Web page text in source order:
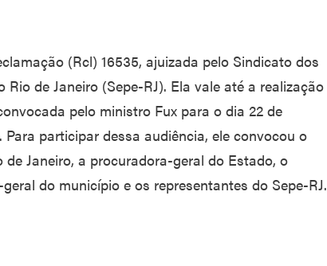
(Rcl) 16535, ajuizada pelo Sindicato dos
de Janeiro (Sepe-RJ). Ela vale até a realização
pelo ministro Fux para o dia 22 de
Para participar dessa audiência, ele convocou o
Janeiro, a procuradora-geral do Estado, o
do município e os representantes do Sepe-RJ.